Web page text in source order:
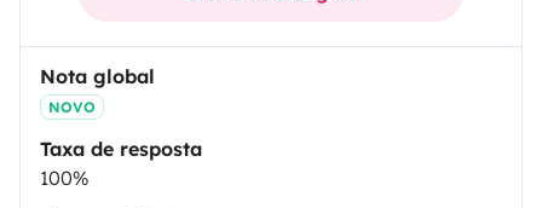
Nota global
NOVO
Taxa de resposta
100%